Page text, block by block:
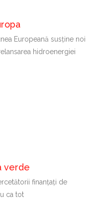
Europeană susține noi
hidroenergiei
verde
finanțați de
ca tot